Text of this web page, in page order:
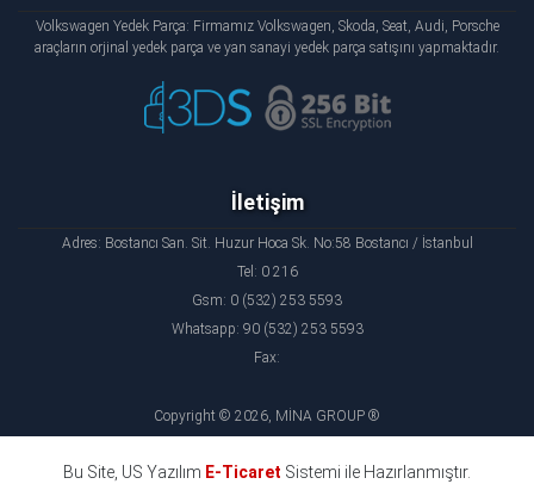
Volkswagen Yedek Parça: Firmamız Volkswagen, Skoda, Seat, Audi, Porsche
araçların orjinal yedek parça ve yan sanayi yedek parça satışını yapmaktadır.
İletişim
Adres: Bostancı San. Sit. Huzur Hoca Sk. No:58 Bostancı / İstanbul
Tel: 0 216
Gsm: 0 (532) 253 5593
Whatsapp: 90 (532) 253 5593
Fax:
Copyright © 2026, MİNA GROUP ®
Bu Site, US Yazılım E-Ticaret Sistemi ile Hazırlanmıştır.